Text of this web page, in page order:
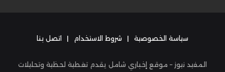
سياسة الخصوصية | شروط الاستخدام | اتصل بنا
المفيد نيوز – موقع إخباري شامل يقدم تغطية لحظية وتحليلات